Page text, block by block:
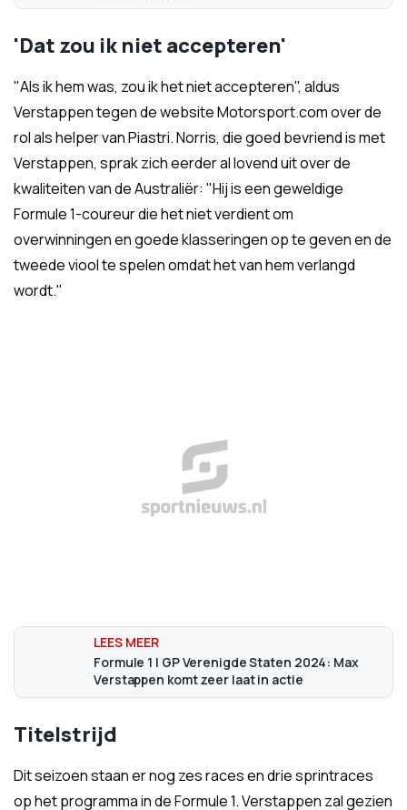
'Dat zou ik niet accepteren'
"Als ik hem was, zou ik het niet accepteren", aldus
Verstappen tegen de website Motorsport.com over de
rol als helper van Piastri. Norris, die goed bevriend is met
Verstappen, sprak zich eerder al lovend uit over de
kwaliteiten van de Australiër: "Hij is een geweldige
Formule 1-coureur die het niet verdient om
overwinningen en goede klasseringen op te geven en de
tweede viool te spelen omdat het van hem verlangd
wordt."
Formule 1 | GP Verenigde Staten 2024: Max
Verstappen komt zeer laat in actie
Titelstrijd
Dit seizoen staan er nog zes races en drie sprintraces
op het programma in de Formule 1. Verstappen zal gezien